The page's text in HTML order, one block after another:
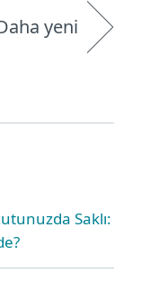
yeni
Saklı: